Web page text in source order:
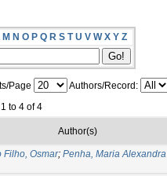
M N O P Q R S T U V W X Y Z
Page
Authors/Record:
to 4 of 4
Author(s)
Filho, Osmar; Penha, Maria Alexandra